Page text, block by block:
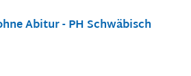
Abitur - PH Schwäbisch